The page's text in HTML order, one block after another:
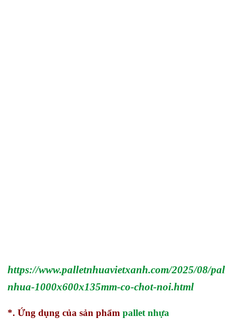
https://www.palletnhuavietxanh.com/2025/08/
nhua-1000x600x135mm-co-chot-noi.html
*. Ứng dụng của sản phẩm pallet nhựa